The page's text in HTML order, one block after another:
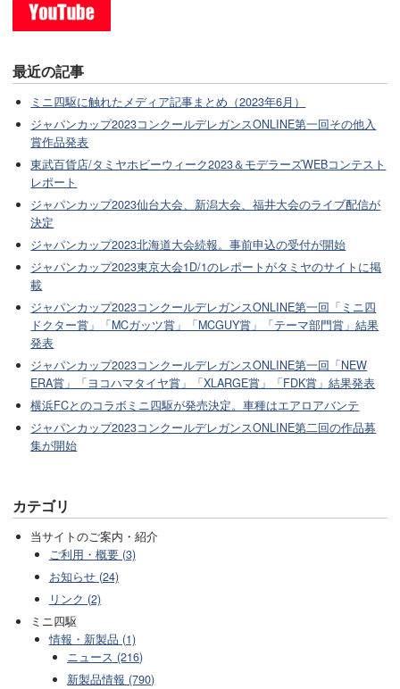
最近の記事
ミニ四駆に触れたメディア記事まとめ（2023年6月）
ジャパンカップ2023コンクールデレガンスONLINE第一回その他入
賞作品発表
東武百貨店/タミヤホビーウィーク2023＆モデラーズWEBコンテスト
レポート
ジャパンカップ2023仙台大会、新潟大会、福井大会のライブ配信が
決定
ジャパンカップ2023北海道大会続報。事前申込の受付が開始
ジャパンカップ2023東京大会1D/1のレポートがタミヤのサイトに掲
載
ジャパンカップ2023コンクールデレガンスONLINE第一回「ミニ四
ドクター賞」「MCガッツ賞」「MCGUY賞」「テーマ部門賞」結果
発表
ジャパンカップ2023コンクールデレガンスONLINE第一回「NEW
ERA賞」「ヨコハマタイヤ賞」「XLARGE賞」「FDK賞」結果発表
横浜FCとのコラボミニ四駆が発売決定。車種はエアロアバンテ
ジャパンカップ2023コンクールデレガンスONLINE第二回の作品募
集が開始
カテゴリ
当サイトのご案内・紹介
ご利用・概要 (3)
お知らせ (24)
リンク (2)
ミニ四駆
情報・新製品 (1)
ニュース (216)
新製品情報 (790)